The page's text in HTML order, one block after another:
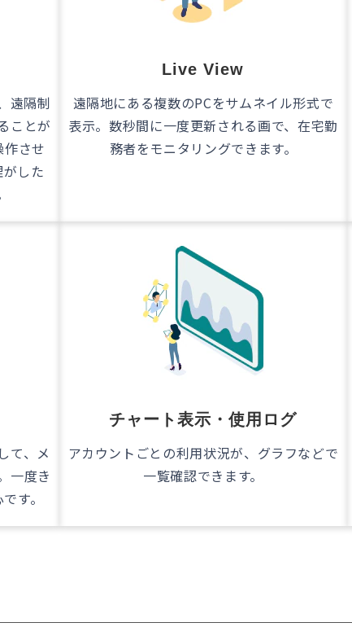
遠隔制
ことが
作させ
した
Live View
遠隔地にある複数のPCをサムネイル形式で
表示。数秒間に一度更新される画で、在宅勤
務者をモニタリングできます。
て、メ
一度き
す。
チャート表示・使用ログ
アカウントごとの利用状況が、グラフなどで
一覧確認できます。